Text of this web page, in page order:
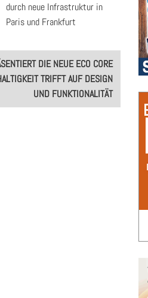
durch neue Infrastruktur in
Paris und Frankfurt
DIE NEUE ECO CORE
TRIFFT AUF DESIGN
UND FUNKTIONALITÄT